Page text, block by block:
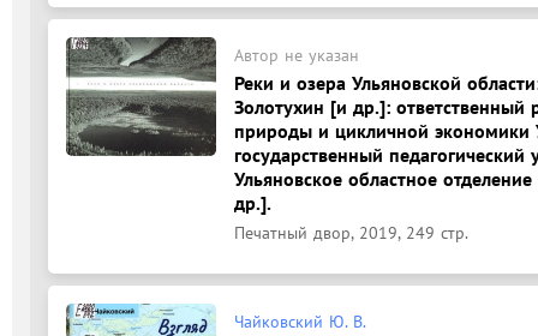
Автор не указан
Реки и озера Ульяновской
Золотухин [и др.]:
природы и цикличной экономики
государственный
Ульяновское областное
др.].
Печатный двор, 2019, 249 стр.
Чайковский Ю. В.